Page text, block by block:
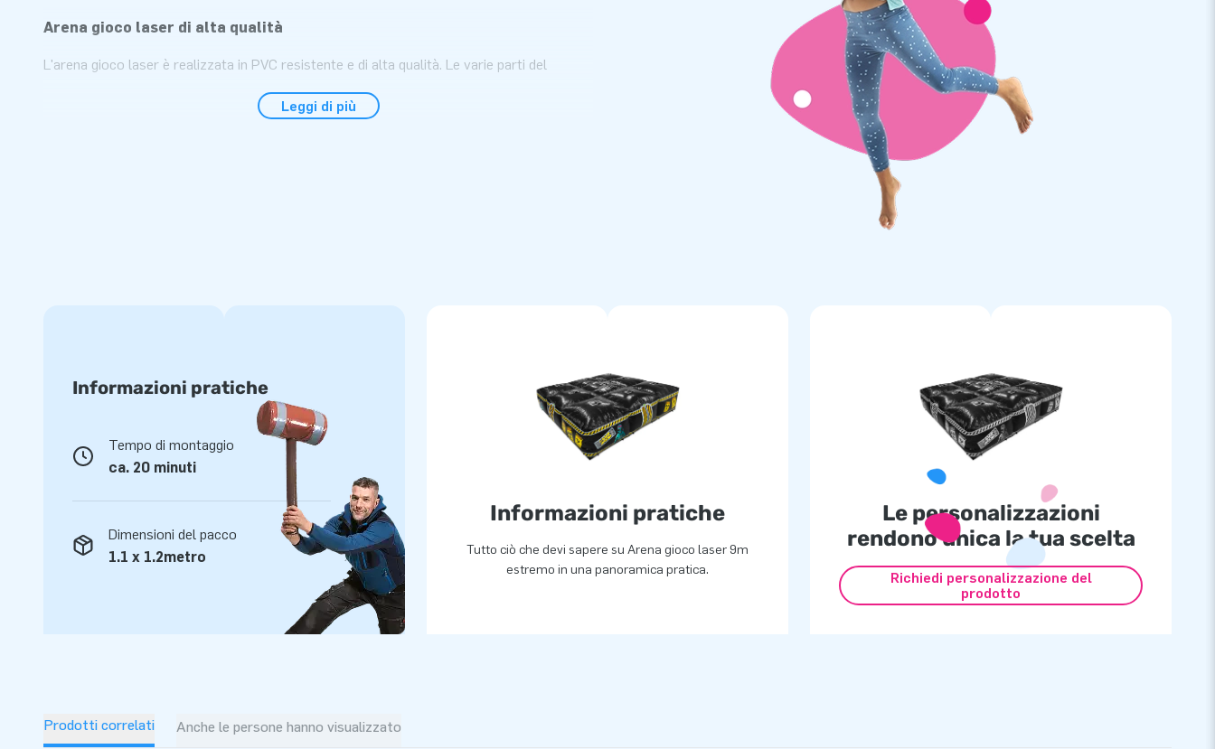
Arena gioco laser di alta qualità
L'arena gioco laser è realizzata in PVC resistente e di alta qualità. Le varie parti del
duri a lungo e sia facile da pulire. Naturalmente offriamo anche una garanzia su di essa.
Leggi di più
Informazioni pratiche
Tempo di montaggio
ca. 20 minuti
Dimensioni del pacco
1.1 x 1.2metro
Informazioni pratiche
Tutto ciò che devi sapere su Arena gioco laser 9m
estremo in una panoramica pratica.
Le personalizzazioni
rendono unica la tua scelta
Richiedi personalizzazione del
prodotto
Prodotti correlati Anche le persone hanno visualizzato